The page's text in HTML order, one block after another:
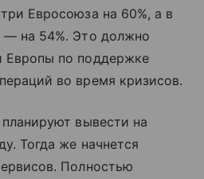
Евросоюза на 60%, а в
— на 54%. Это должно
Европы по поддержке
во время кризисов.
вывести на
Тогда же начнется
Полностью